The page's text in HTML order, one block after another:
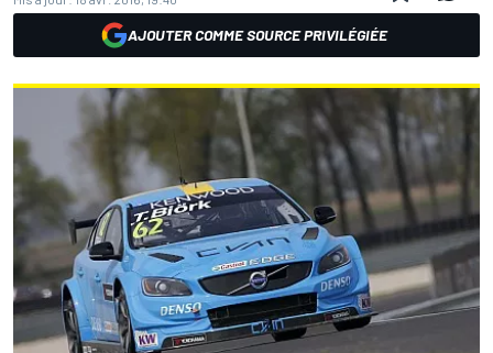
AJOUTER COMME SOURCE PRIVILÉGIÉE